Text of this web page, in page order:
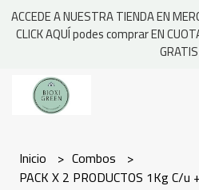
ACCEDE A NUESTRA TIENDA EN
CLICK AQUÍ podes comprar EN
GRATIS
Inicio
Combos
PACK X 2 PRODUCTOS 1Kg C/u